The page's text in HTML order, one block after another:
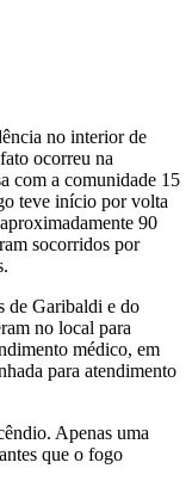
no interior de
ocorreu na
com a comunidade 15
teve início por volta
90
socorridos por
de Garibaldi e do
no local para
médico, em
para atendimento
Apenas uma
que o fogo